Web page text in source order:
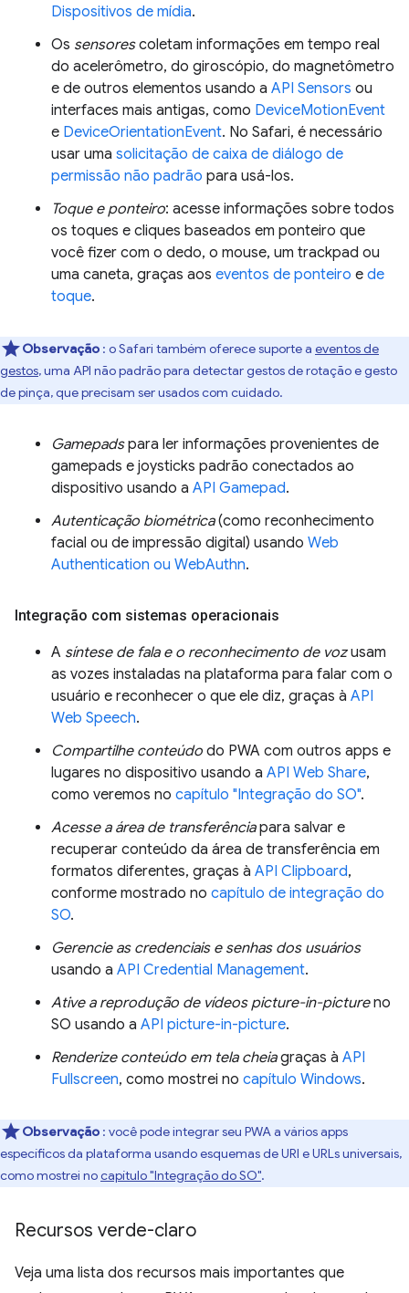
Dispositivos de mídia.
Os sensorescoletam informações em tempo real
do acelerômetro, do giroscópio, do magnetômetro
e de outros elementos usando a API Sensors ou
interfaces mais antigas, como DeviceMotionEvent
e DeviceOrientationEvent. No Safari, é necessário
usar uma solicitação de caixa de diálogo de
permissão não padrão para usá-los.
Toque e ponteiro: acesse informações sobre todos
os toques e cliques baseados em ponteiro que
você fizer com o dedo, o mouse, um trackpad ou
uma caneta, graças aos eventos de ponteiro e de
toque.
Observação : o Safari também oferece suporte a eventos de
gestos, uma API não padrão para detectar gestos de rotação e gesto
de pinça, que precisam ser usados com cuidado.
Gamepadspara ler informações provenientes de
gamepads e joysticks padrão conectados ao
dispositivo usando a API Gamepad.
Autenticação biométrica(como reconhecimento
facial ou de impressão digital) usando Web
Authentication ou WebAuthn.
Integração com sistemas operacionais
A síntese de fala e o reconhecimento de vozusam
as vozes instaladas na plataforma para falar com o
usuário e reconhecer o que ele diz, graças à API
Web Speech.
Compartilhe conteúdo do PWA com outros apps e
lugares no dispositivo usando a API Web Share,
como veremos no capítulo "Integração do SO".
Acesse a área de transferênciapara salvar e
recuperar conteúdo da área de transferência em
formatos diferentes, graças à API Clipboard,
conforme mostrado no capítulo de integração do
SO.
Gerencie as credenciais e senhas dos usuários
usando a API Credential Management.
Ative a reprodução de vídeos picture-in-pictureno
SO usando a API picture-in-picture.
Renderize conteúdo em tela cheiagraças à API
Fullscreen, como mostrei no capítulo Windows.
Observação : você pode integrar seu PWA a vários apps
específicos da plataforma usando esquemas de URI e URLs universais,
como mostrei nocapítulo "Integração do SO".
Recursos verde-claro
Veja uma lista dos recursos mais importantes que